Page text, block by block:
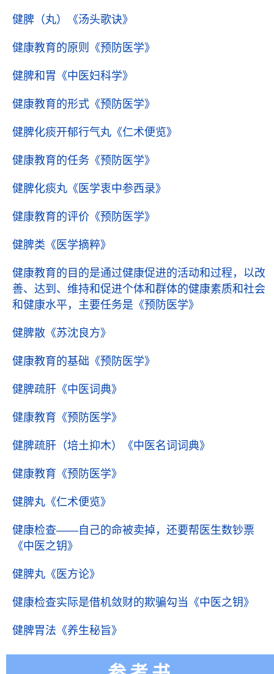
健脾（丸） 《汤头歌诀》
健康教育的原则 《预防医学》
健脾和胃 《中医妇科学》
健康教育的形式 《预防医学》
健脾化痰开郁行气丸 《仁术便览》
健康教育的任务 《预防医学》
健脾化痰丸 《医学衷中参西录》
健康教育的评价 《预防医学》
健脾类 《医学摘粹》
健康教育的目的是通过健康促进的活动和过程，以改
善、达到、维持和促进个体和群体的健康素质和社会
和健康水平，主要任务是 《预防医学》
健脾散 《苏沈良方》
健康教育的基础 《预防医学》
健脾疏肝 《中医词典》
健康教育 《预防医学》
健脾疏肝（培土抑木） 《中医名词词典》
健康教育 《预防医学》
健脾丸 《仁术便览》
健康检查——自己的命被卖掉，还要帮医生数钞票
《中医之钥》
健脾丸 《医方论》
健康检查实际是借机敛财的欺骗勾当 《中医之钥》
健脾胃法 《养生秘旨》